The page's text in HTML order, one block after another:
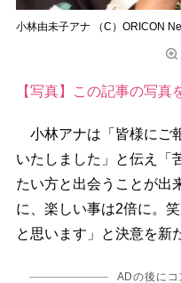
小林由未子アナ （C）ORICON
【写真】この記事の写真
小林アナは「皆様にご
いたしました」と伝え「
たい方と出会うことが出
に、楽しい事は2倍に。
と思います」と決意を新
ADの後に